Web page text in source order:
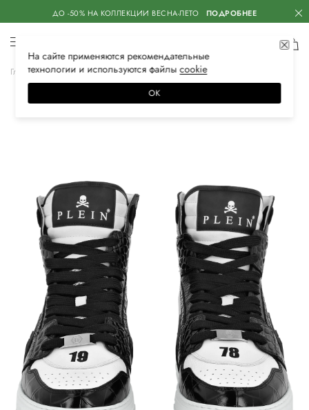
ДО -50% НА КОЛЛЕКЦИИ ВЕСНА-ЛЕТО ПОДРОБНЕЕ
Главная Мужская Обувь Кроссовки
На сайте применяются рекомендательные
технологии и используются файлысооkiе
ОК